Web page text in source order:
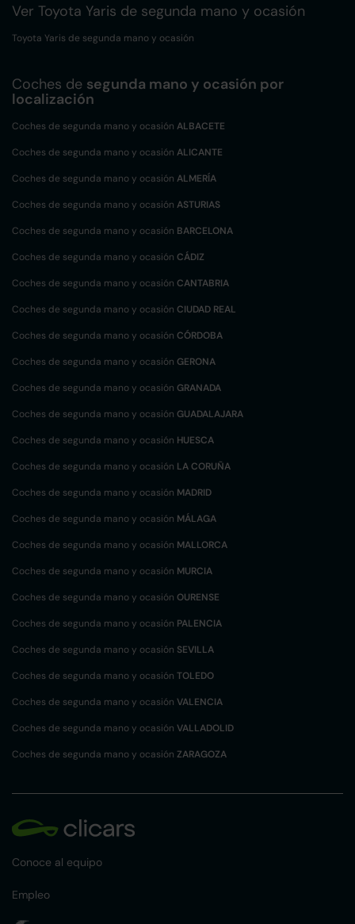
Ver Toyota Yaris de segunda mano y ocasión
Toyota Yaris de segunda mano y ocasión
Coches de segunda mano y ocasión por
localización
Coches de segunda mano y ocasión ALBACETE
Coches de segunda mano y ocasión ALICANTE
Coches de segunda mano y ocasión ALMERÍA
Coches de segunda mano y ocasión ASTURIAS
Coches de segunda mano y ocasión BARCELONA
Coches de segunda mano y ocasión CÁDIZ
Coches de segunda mano y ocasión CANTABRIA
Coches de segunda mano y ocasión CIUDAD REAL
Coches de segunda mano y ocasión CÓRDOBA
Coches de segunda mano y ocasión GERONA
Coches de segunda mano y ocasión GRANADA
Coches de segunda mano y ocasión GUADALAJARA
Coches de segunda mano y ocasión HUESCA
Coches de segunda mano y ocasión LA CORUÑA
Coches de segunda mano y ocasión MADRID
Coches de segunda mano y ocasión MÁLAGA
Coches de segunda mano y ocasión MALLORCA
Coches de segunda mano y ocasión MURCIA
Coches de segunda mano y ocasión OURENSE
Coches de segunda mano y ocasión PALENCIA
Coches de segunda mano y ocasión SEVILLA
Coches de segunda mano y ocasión TOLEDO
Coches de segunda mano y ocasión VALENCIA
Coches de segunda mano y ocasión VALLADOLID
Coches de segunda mano y ocasión ZARAGOZA
Conoce al equipo
Empleo